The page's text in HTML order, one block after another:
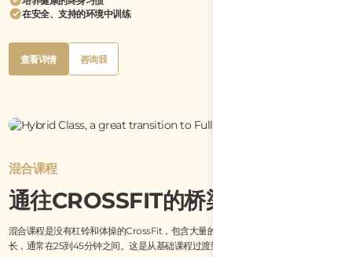
在安全、支持的环境中训练
Button
Text
Button
查看详情
查看详情
Button
咨询我
咨询我
混合课程
通往CROSSFIT的桥梁
混合课程是没有杠铃和体操的CrossFit，包含大量的跑步和有氧运动。锻炼时间较
长，通常在25到45分钟之间。这是从基础课程过渡到完整CrossFit的绝佳选择。